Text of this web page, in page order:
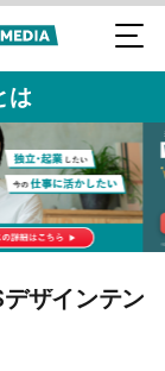
は
デザインテン